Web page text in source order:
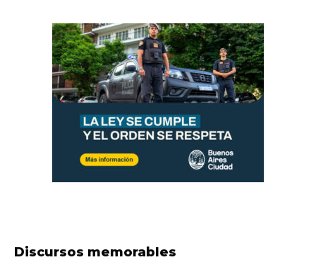
Discursos memorables